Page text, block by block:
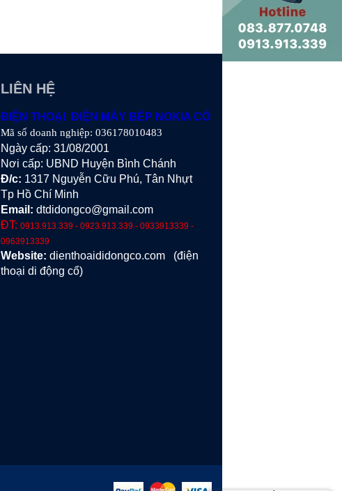
LIÊN HỆ
ĐIỆN THOẠI ĐIỆN MÁY BẾP NOKIA CỔ
Mã số doanh nghiệp: 036178010483
Ngày cấp: 31/08/2001
Nơi cấp: UBND Huyện Bình Chánh
Đ/c: 1317 Nguyễn Cữu Phú, Tân Nhựt
Tp Hồ Chí Minh
Email: dtdidongco@gmail.com
ĐT: 0913.913.339 - 0923.913.339 - 0933913339 -
0963913339
Website: dienthoaididongco.com
(điện
thoại di động cổ)